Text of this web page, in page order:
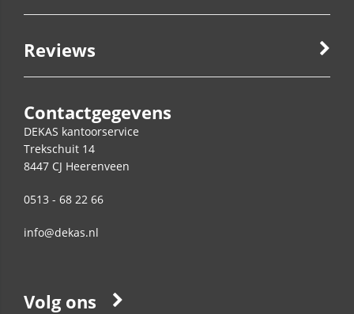
Reviews
Contactgegevens
DEKAS kantoorservice
Trekschuit 14
8447 CJ Heerenveen
0513 - 68 22 66
info@dekas.nl
Volg ons